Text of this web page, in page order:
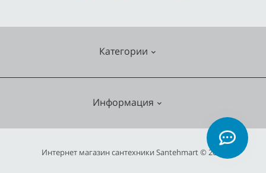
Категории
Информация
Интернет магазин сантехники Santehmart © 2026